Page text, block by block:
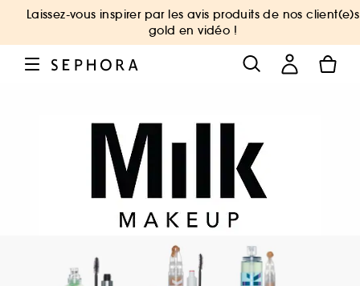
Laissez-vous inspirer par les avis produits de nos client(e)s
gold en vidéo !